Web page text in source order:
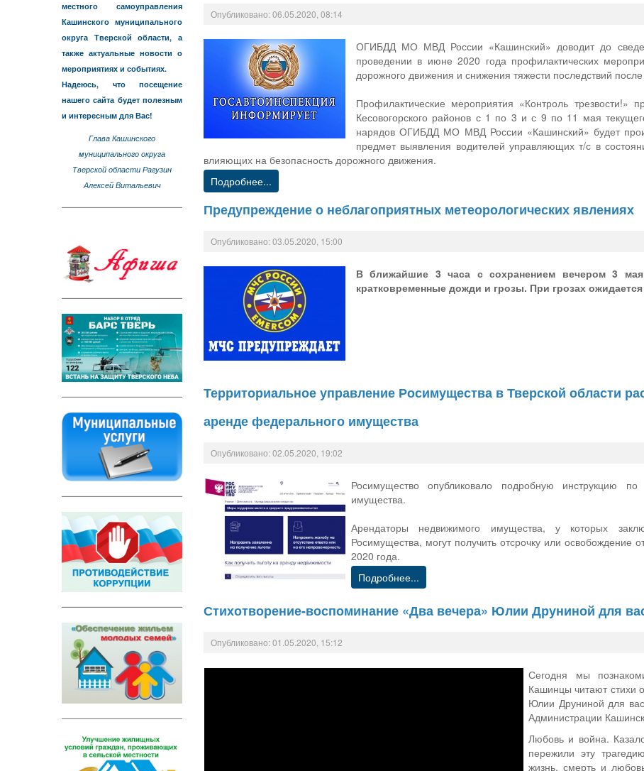
местного самоуправления
Кашинского муниципального
округа Тверской области, а
также актуальные новости о
мероприятиях и событиях.
Надеюсь, что посещение
нашего сайта будет полезным
и интересным для Вас!
Глава Кашинского
муниципального округа
Тверской области Рагузин
Алексей Витальевич
Опубликовано: 06.05.2020, 08:14
ОГИБДД МО МВД России «Кашинский» доводит до
проведении в июне 2020 года профилактических
дорожного движения и снижения тяжести последствий
Профилактические мероприятия «Контроль трезвости!»
Кесовогорского районов с 1 по 3 и с 9 по 11 мая
нарядов ОГИБДД МО МВД России «Кашинский» будет
предмет выявления водителей управляющих т/с в
влияющих на безопасность дорожного движения.
Подробнее...
Предупреждение о неблагоприятных метеорологических явлениях
Опубликовано: 03.05.2020, 15:00
В ближайшие 3 часа с сохранением вечером 3
кратковременные дожди и грозы. При грозах
Территориальное управление Росимущества в Тверской области
аренде федерального имущества
Опубликовано: 02.05.2020, 19:02
Росимущество опубликовало подробную инструкцию
имущества.
Арендаторы недвижимого имущества, у которых
Росимущества, могут получить отсрочку или
2020 года.
Подробнее...
Стихотворение-воспоминание «Два вечера» Юлии Друниной для
Опубликовано: 01.05.2020, 15:12
Сегодня мы
Кашинцы читают стихи
Юлии Друниной для
Администрации
Любовь и война.
пережили эту
жизнь, смерть и